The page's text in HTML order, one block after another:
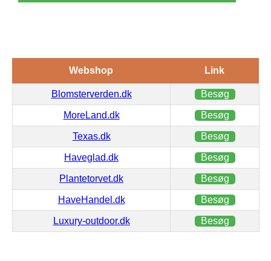
Webshop Link
Blomsterverden.dk Besøg
MoreLand.dk Besøg
Texas.dk Besøg
Haveglad.dk Besøg
Plantetorvet.dk Besøg
HaveHandel.dk Besøg
Luxury-outdoor.dk Besøg